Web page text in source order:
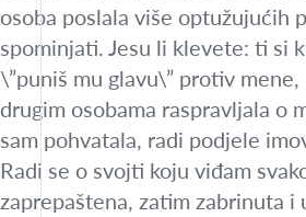
osoba poslala više optužujućih
spominjati. Jesu li klevete: ti si
\”puniš mu glavu\” protiv
drugim osobama raspravljala o
sam pohvatala, radi podjele
Radi se o svojti koju viđam
zaprepaštena, zatim zabrinuta